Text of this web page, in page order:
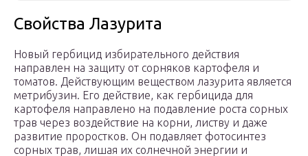
Свойства Лазурита
Новый гербицид избирательного действия
направлен на защиту от сорняков картофеля и
томатов. Действующим веществом лазурита является
метрибузин. Его действие, как гербицида для
картофеля направлено на подавление роста сорных
трав через воздействие на корни, листву и даже
развитие проростков. Он подавляет фотосинтез
сорных трав, лишая их солнечной энергии и